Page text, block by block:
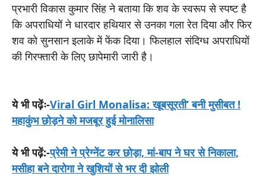
प्रभारी विकास कुमार सिंह ने बताया कि शव के स्वरूप से स्पष्ट है
कि अपराधियों ने धारदार हथियार से उनका गला रेत दिया और फिर
शव को सुनसान इलाके में फेंक दिया। फिलहाल संदिग्ध अपराधियों
की गिरफ्तारी के लिए छापेमारी जारी है।
ये भी पढ़ेंः-Viral Girl Monalisa: खूबसूरती’ बनी मुसीबत !
महाकुंभ छोड़ने को मजबूर हुई मोनालिसा
ये भी पढ़ें:-प्रेमी ने प्रेग्नेंट कर छोड़ा, मां-बाप ने घर से निकाला,
मसीहा बने दारोगा ने खुशियों से भर दी झोली